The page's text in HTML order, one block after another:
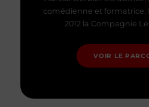
comédienne et formatrice.
2012 la Compagnie
VOIR LE